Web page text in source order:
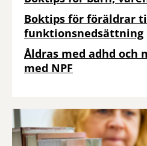
Boktips för föräldrar
funktionsnedsättning
Åldras med adhd och
med NPF